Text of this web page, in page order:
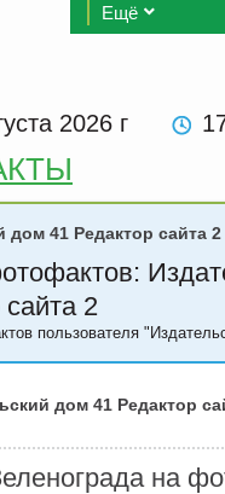
Ещё
2026 г
дом 41 Редактор сайта 2
2
пользователя
дом 41 Редактор
на